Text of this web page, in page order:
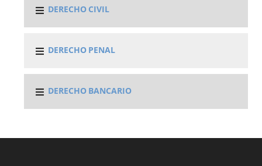
DERECHO CIVIL
DERECHO PENAL
DERECHO BANCARIO